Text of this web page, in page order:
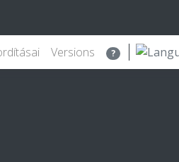
Versions ?